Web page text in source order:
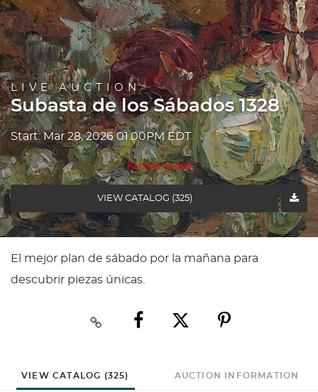
LIVE AUCTION
Subasta de los Sábados 1328
Start: Mar 28, 2026 01:00PM EDT
Auction ended
VIEW CATALOG (325)
El mejor plan de sábado por la mañana para
descubrir piezas únicas.
VIEW CATALOG (325) AUCTION INFORMATION